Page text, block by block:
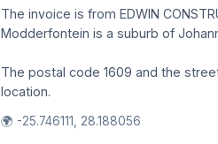
The invoice is from EDWIN
Modderfontein is a suburb of
The postal code 1609 and the
location.
🌍 -25.746111, 28.188056